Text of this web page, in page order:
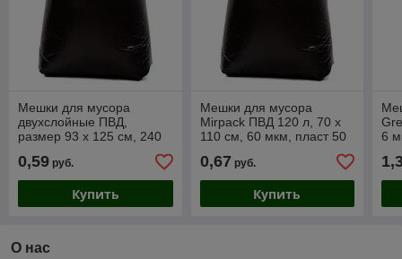
Мешки для мусора
двухслойные ПВД,
размер 93 х 125 см, 240
литров, 35 мкм, черные,
50 штук/цена за 1 шт
0,59 руб.
Купить
Мешки для мусора
Mirpack ПВД 120 л, 70 х
110 см, 60 мкм, пласт 50
0,67 руб.
Купить
6
О нас